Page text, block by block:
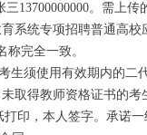
13700000000。需上传
统专项招聘普通高校
完全一致。
须使用有效期内的二代
得教师资格证书的考
印，本人签字。承诺